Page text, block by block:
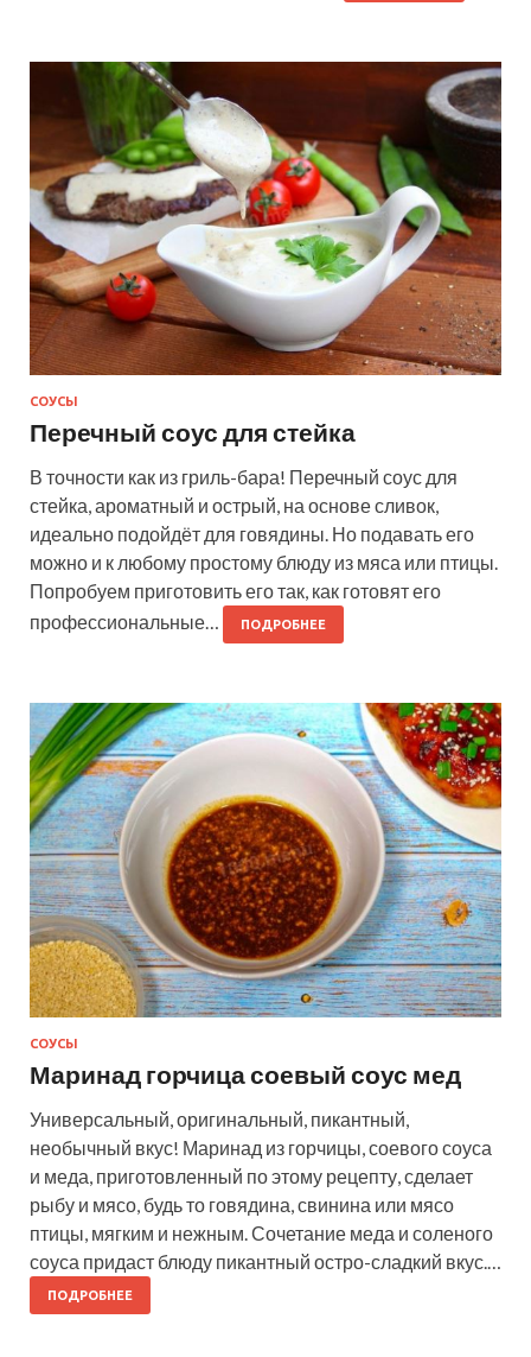
СОУСЫ
Перечный соус для стейка
В точности как из гриль-бара! Перечный соус для
стейка, ароматный и острый, на основе сливок,
идеально подойдёт для говядины. Но подавать его
можно и к любому простому блюду из мяса или птицы.
Попробуем приготовить его так, как готовят его
профессиональные…
ПОДРОБНЕЕ
СОУСЫ
Маринад горчица соевый соус мед
Универсальный, оригинальный, пикантный,
необычный вкус! Маринад из горчицы, соевого соуса
и меда, приготовленный по этому рецепту, сделает
рыбу и мясо, будь то говядина, свинина или мясо
птицы, мягким и нежным. Сочетание меда и соленого
соуса придаст блюду пикантный остро-сладкий вкус.…
ПОДРОБНЕЕ